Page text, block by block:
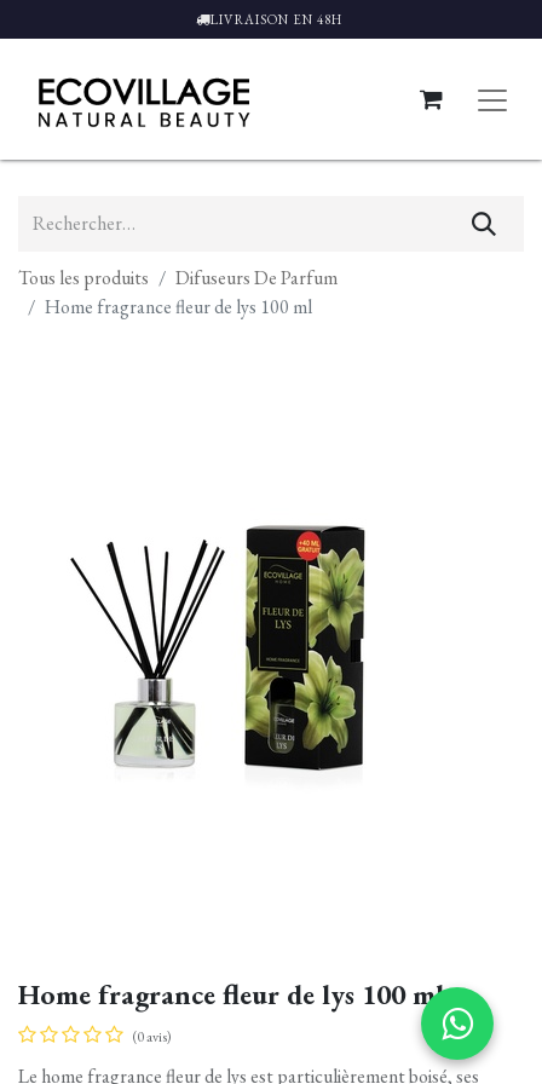
LIVRAISON EN 48H
Tous les produits
Difuseurs De Parfum
Home fragrance fleur de lys 100 ml
Home fragrance fleur de lys 100 ml
(0 avis)
Le home fragrance fleur de lys est particulièrement boisé, ses